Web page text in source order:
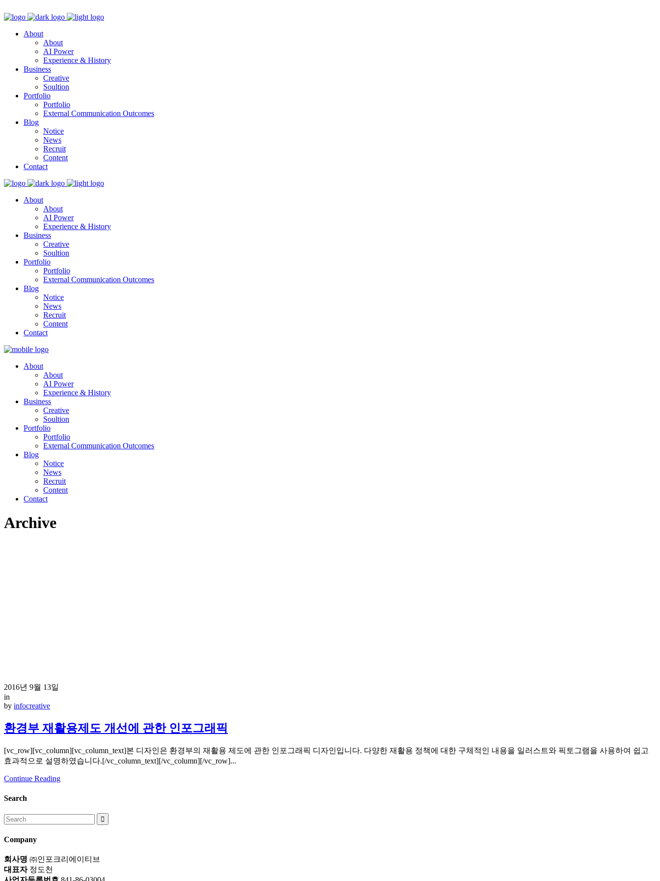
About
About
AI Power
Experience & History
Business
Creative
Soultion
Portfolio
Portfolio
External Communication Outcomes
Blog
Notice
News
Recruit
Content
Contact
About
About
AI Power
Experience & History
Business
Creative
Soultion
Portfolio
Portfolio
External Communication Outcomes
Blog
Notice
News
Recruit
Content
Contact
About
About
AI Power
Experience & History
Business
Creative
Soultion
Portfolio
Portfolio
External Communication Outcomes
Blog
Notice
News
Recruit
Content
Contact
Archive
2016년 9월 13일
in
by infocreative
환경부 재활용제도 개선에 관한 인포그래픽
[vc_row][vc_column][vc_column_text]본 디자인은 환경부의 재활용 제도에 관한 인포그래픽 디자인입니다. 다양한 재활용 정책에 대한 구체적인 내용을 일러스트와 픽토그램을 사용하여 쉽고
효과적으로 설명하였습니다.[/vc_column_text][/vc_column][/vc_row]...
Continue Reading
Search
Search
for:
Company
회사명 ㈜인포크리에이티브
대표자정도천